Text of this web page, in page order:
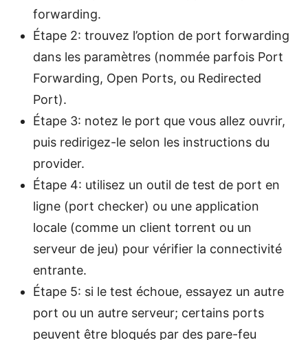
forwarding.
Étape 2: trouvez l’option de port forwarding
dans les paramètres (nommée parfois Port
Forwarding, Open Ports, ou Redirected
Port).
Étape 3: notez le port que vous allez ouvrir,
puis redirigez-le selon les instructions du
provider.
Étape 4: utilisez un outil de test de port en
ligne (port checker) ou une application
locale (comme un client torrent ou un
serveur de jeu) pour vérifier la connectivité
entrante.
Étape 5: si le test échoue, essayez un autre
port ou un autre serveur; certains ports
peuvent être bloqués par des pare-feu